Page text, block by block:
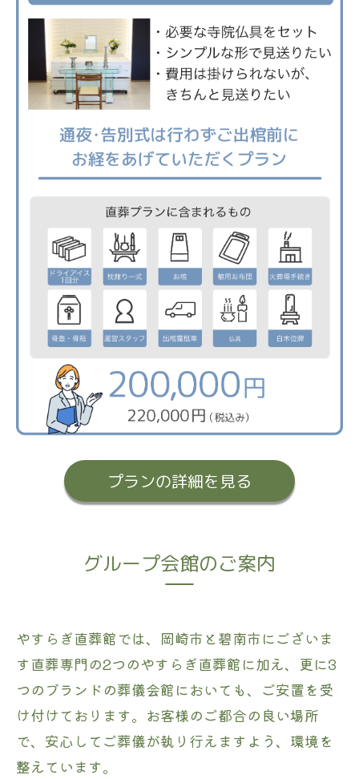
プランの詳細を見る
グループ会館のご案内
やすらぎ直葬館では、岡崎市と碧南市にございま
す直葬専門の2つのやすらぎ直葬館に加え、更に3
つのブランドの葬儀会館においても、ご安置を受
け付けております。お客様のご都合の良い場所
で、安心してご葬儀が執り行えますよう、環境を
整えています。